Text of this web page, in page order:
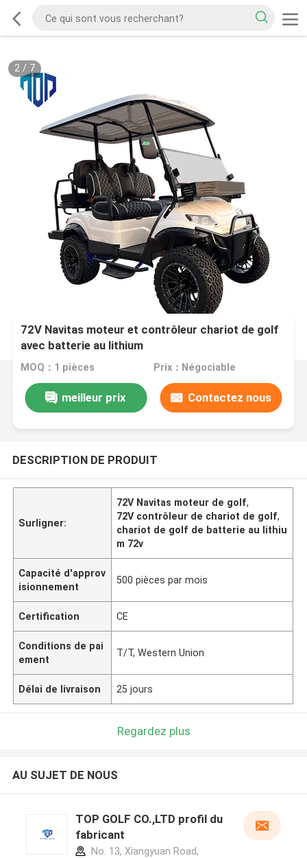
2/ 7
72V Navitas moteur et contrôleur chariot de golf
avec batterie au lithium
MOQ：1 pièces Prix：Négociable
meilleur prix Contactez nous
DESCRIPTION DE PRODUIT
Surligner:
72V Navitas moteur de golf,
72V contrôleur de chariot de golf,
chariot de golf de batterie au lithiu
m 72v
Capacité d'approv
isionnement
500 pièces par mois
Certification CE
Conditions de pai
ement
T/T, Western Union
Délai de livraison 25 jours
Regardez plus
AU SUJET DE NOUS
TOP GOLF CO.,LTD profil du
fabricant
No. 13, Xiangyuan Road,